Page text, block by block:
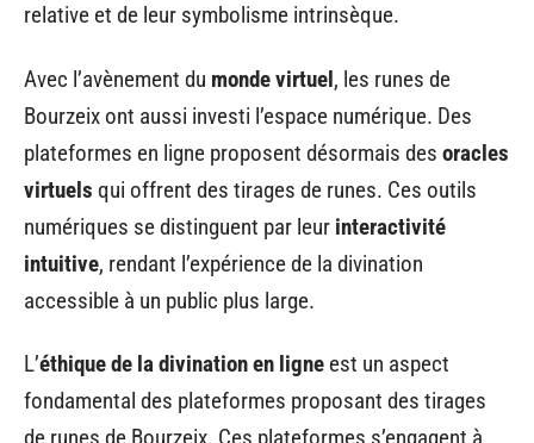
relative et de leur symbolisme intrinsèque.
Avec l’avènement du monde virtuel, les runes de
Bourzeix ont aussi investi l’espace numérique. Des
plateformes en ligne proposent désormais des oracles
virtuels qui offrent des tirages de runes. Ces outils
numériques se distinguent par leur interactivité
intuitive, rendant l’expérience de la divination
accessible à un public plus large.
L’éthique de la divination en ligne est un aspect
fondamental des plateformes proposant des tirages